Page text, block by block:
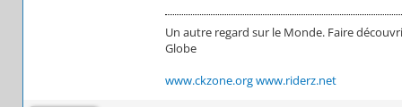
Un autre regard sur le Monde. Faire
Globe
www.ckzone.orgwww.riderz.net